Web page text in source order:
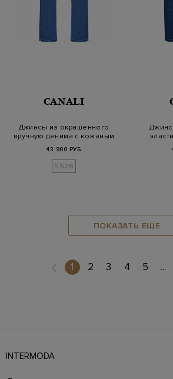
CANALI
Джинсы из окрашенного
вручную денима с кожаным
43 900 РУБ.
SS26
ПОКАЗАТЬ ЕЩЕ
1 (current)
2 3 4 5 ...
INTERMODA